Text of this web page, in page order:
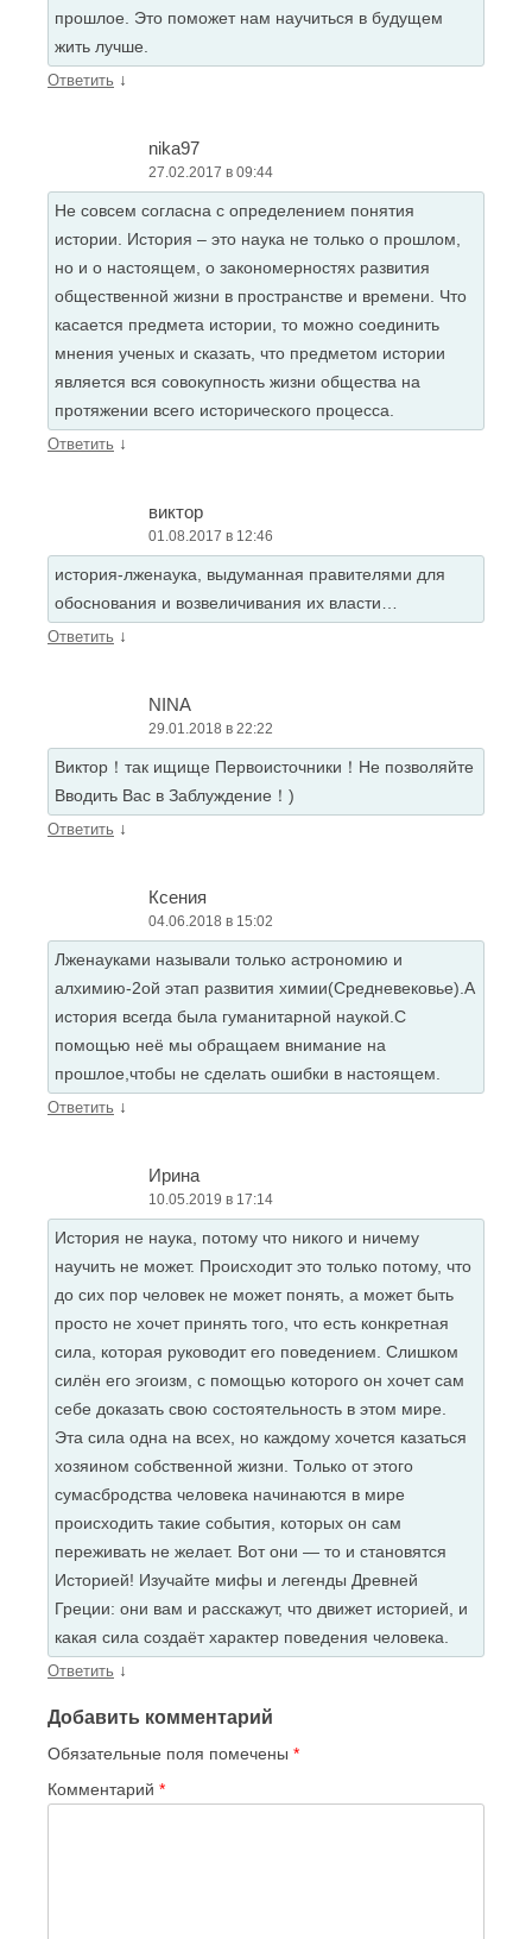
прошлое. Это поможет нам научиться в будущем
жить лучше.
Ответить ↓
nika97
27.02.2017 в 09:44
Не совсем согласна с определением понятия
истории. История – это наука не только о прошлом,
но и о настоящем, о закономерностях развития
общественной жизни в пространстве и времени. Что
касается предмета истории, то можно соединить
мнения ученых и сказать, что предметом истории
является вся совокупность жизни общества на
протяжении всего исторического процесса.
Ответить ↓
виктор
01.08.2017 в 12:46
история-лженаука, выдуманная правителями для
обоснования и возвеличивания их власти…
Ответить ↓
NINA
29.01.2018 в 22:22
Виктор！так ищище Первоисточники！Не позволяйте
Вводить Вас в Заблуждение！)
Ответить ↓
Ксения
04.06.2018 в 15:02
Лженауками называли только астрономию и
алхимию-2ой этап развития химии(Средневековье).А
история всегда была гуманитарной наукой.С
помощью неё мы обращаем внимание на
прошлое,чтобы не сделать ошибки в настоящем.
Ответить ↓
Ирина
10.05.2019 в 17:14
История не наука, потому что никого и ничему
научить не может. Происходит это только потому, что
до сих пор человек не может понять, а может быть
просто не хочет принять того, что есть конкретная
сила, которая руководит его поведением. Слишком
силён его эгоизм, с помощью которого он хочет сам
себе доказать свою состоятельность в этом мире.
Эта сила одна на всех, но каждому хочется казаться
хозяином собственной жизни. Только от этого
сумасбродства человека начинаются в мире
происходить такие события, которых он сам
переживать не желает. Вот они — то и становятся
Историей! Изучайте мифы и легенды Древней
Греции: они вам и расскажут, что движет историей, и
какая сила создаёт характер поведения человека.
Ответить ↓
Добавить комментарий
Обязательные поля помечены *
Комментарий *